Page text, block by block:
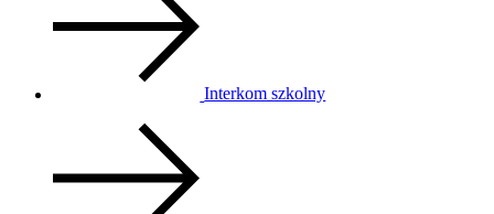
Interkom szkolny